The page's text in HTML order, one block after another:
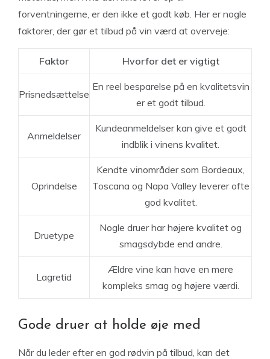
forventningerne, er den ikke et godt køb. Her er nogle
faktorer, der gør et tilbud på vin værd at overveje:
Faktor Hvorfor det er vigtigt
Prisnedsættelse
En reel besparelse på en kvalitetsvin
er et godt tilbud.
Anmeldelser
Kundeanmeldelser kan give et godt
indblik i vinens kvalitet.
Oprindelse
Kendte vinområder som Bordeaux,
Toscana og Napa Valley leverer ofte
god kvalitet.
Druetype
Nogle druer har højere kvalitet og
smagsdybde end andre.
Lagretid
Ældre vine kan have en mere
kompleks smag og højere værdi.
Gode druer at holde øje med
Når du leder efter en god rødvin på tilbud, kan det